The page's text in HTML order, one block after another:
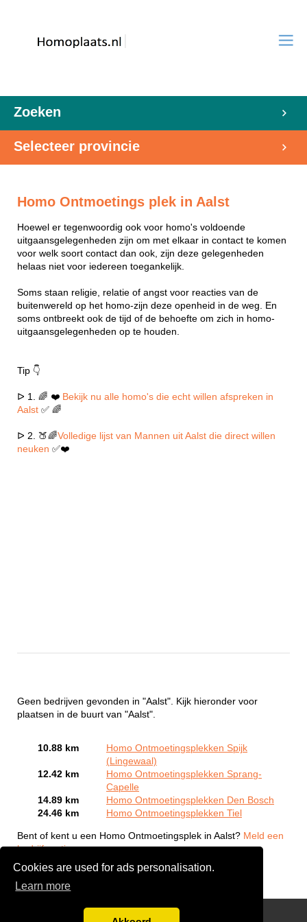
Cookies are used for ads personalisation.
Learn more
Zoeken
Selecteer provincie
Homo Ontmoetings plek in Aalst
Hoewel er tegenwoordig ook voor homo's voldoende
uitgaansgelegenheden zijn om met elkaar in contact te komen
voor welk soort contact dan ook, zijn deze gelegenheden
helaas niet voor iedereen toegankelijk.
Soms staan religie, relatie of angst voor reacties van de
buitenwereld op het homo-zijn deze openheid in de weg. En
soms ontbreekt ook de tijd of de behoefte om zich in homo-
uitgaansgelegenheden op te houden.
Tip 👇
ᐅ 1. 🌈 ❤️ Bekijk nu alle homo's die echt willen afspreken in
Aalst ✅ 🌈
ᐅ 2. 🍑🌈Volledige lijst van Mannen uit Aalst die direct willen
neuken ✅❤️
Geen bedrijven gevonden in "Aalst". Kijk hieronder voor
plaatsen in de buurt van "Aalst".
10.88 km
Homo Ontmoetingsplekken Spijk
(Lingewaal)
12.42 km
Homo Ontmoetingsplekken Sprang-
Capelle
14.89 km
Homo Ontmoetingsplekken Den Bosch
24.46 km
Homo Ontmoetingsplekken Tiel
Bent of kent u een Homo Ontmoetingsplek in Aalst? Meld een
bedrijf gratis aan